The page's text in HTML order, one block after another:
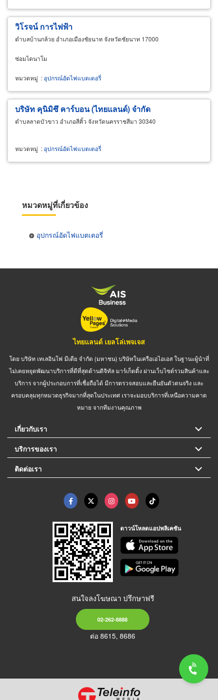
วิโรจน์ การไฟฟ้า
ตำบลบ้านกล้วย อำเภอเมืองชัยนาท จังหวัดชัยนาท 17000
ซ่อมไดนาโม
หมวดหมู่ : อุปกรณ์อัดไฟแบตเตอรี่
บริษัท คุนิมิซึ คาร์บอน (ไทยแลนด์) จำกัด
ตำบลลาดบัวขาว อำเภอสีคิ้ว จังหวัดนครราชสีมา 30340
หมวดหมู่ : อุปกรณ์อัดไฟแบตเตอรี่
หมวดหมู่ที่เกี่ยวข้อง
อุปกรณ์อัดไฟแบตเตอรี่
ไทยแลนด์ เยลโล่เพจเจส
โดย บริษัท เทเลอินโฟ มีเดีย จำกัด (มหาชน) บริษัทในเครือเอไอเอส ในฐานะผู้นำที่
ไม่เคยหยุดพัฒนาบริการที่ดีที่สุดด้านดิจิทัล มาร์เก็ตติ้ง ผ่านเว็บไซต์รวมสินค้าและ
บริการ จากผู้ประกอบการที่เชื่อถือได้ มีการตรวจสอบและยืนยันตัวตนจริง และ
ครอบคลุมทุกหมวดธุรกิจมากที่สุดในประเทศ เราจะมอบบริการที่เหนือความคาด
หมาย จากทีมงานคุณภาพ
เกี่ยวกับเรา
บริการของเรา
ติดต่อเรา
ดาวน์โหลดแอปพลิเคชัน
สนใจลงโฆษณา ปรึกษาฟรี
02-262-8888
ต่อ 8615, 8686